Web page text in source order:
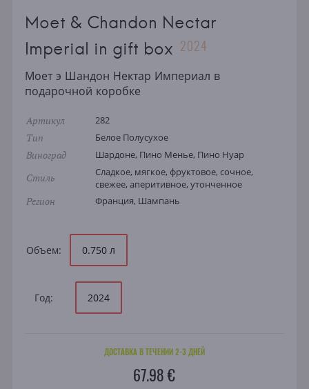
Moet & Chandon Nectar
Imperial in gift box 2024
Моет э Шандон Нектар Империал в
подарочной коробке
Артикул 282
Тип Белое Полусухое
Виноград Шардоне, Пино Менье, Пино Нуар
Стиль
Сладкое, мягкое, фруктовое, сочное,
свежее, аперитивное, утонченное
Регион Франция, Шампань
Объем: 0.750 л
Год: 2024
ДОСТАВКА В ТЕЧЕНИИ 2-3 ДНЕЙ
67.98 €